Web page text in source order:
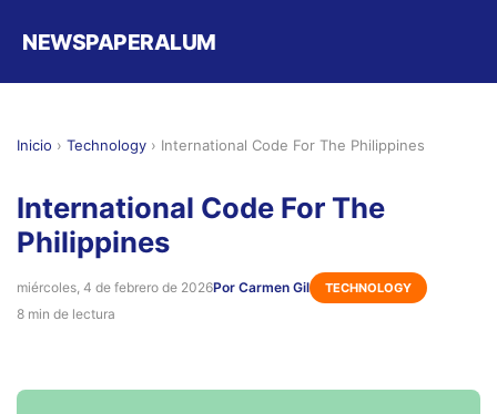
NEWSPAPERALUM
Inicio › Technology › International Code For The Philippines
International Code For The
Philippines
miércoles, 4 de febrero de 2026Por Carmen Gil TECHNOLOGY
8 min de lectura